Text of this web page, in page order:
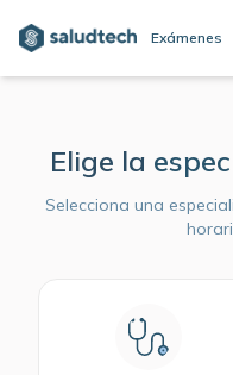
Exámenes
Elige la
Selecciona una